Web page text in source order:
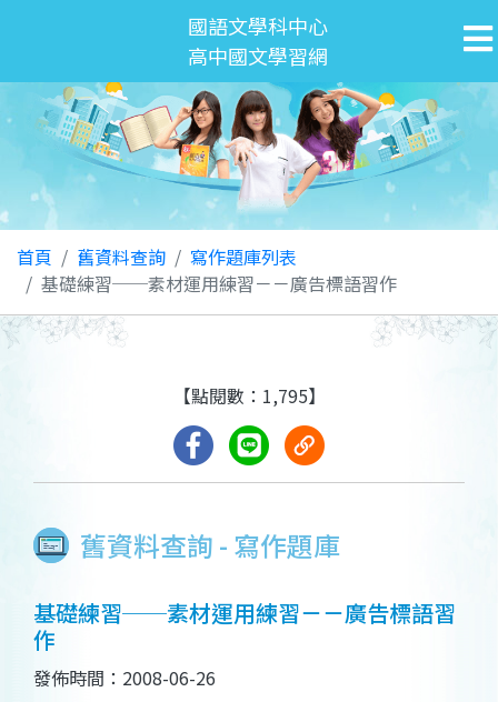
國語文學科中心
高中國文學習網
首頁 舊資料查詢
寫作題庫列表
基礎練習──素材運用練習－－廣告標語習作
舊資料查詢 - 寫作題庫
【點閱數：1,795】
基礎練習──素材運用練習－－廣告標語習
作
發佈時間：2008-06-26